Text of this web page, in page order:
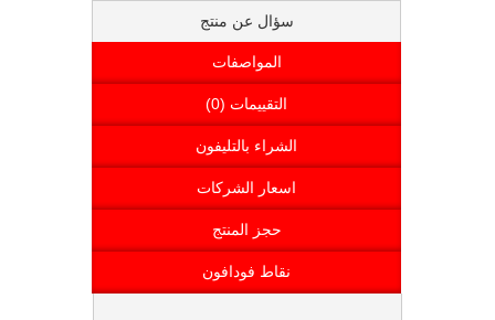
سؤال عن منتج
المواصفات
التقييمات (0)
الشراء بالتليفون
اسعار الشركات
حجز المنتج
نقاط فودافون